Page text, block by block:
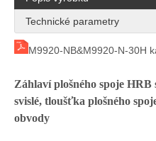
Technické parametry
M9920-NB&M9920-N-30H
Záhlaví plošného spoje HRB
svislé, tloušťka plošného
obvody